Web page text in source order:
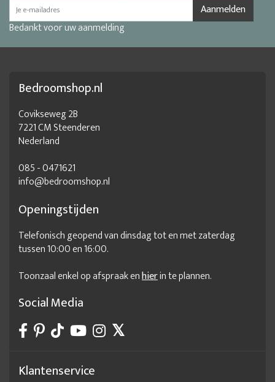
Aanmelden
Bedankt voor uw aanmelding
Bedroomshop.nl
Covikseweg 2B
7221 CM Steenderen
Nederland
085 - 0471621
info@bedroomshop.nl
Openingstijden
Telefonisch geopend van dinsdag tot en met zaterdag
tussen 10:00 en 16:00.
Toonzaal enkel op afspraak enhierin te plannen.
Social Media
Klantenservice